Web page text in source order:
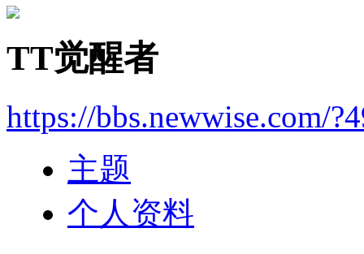
TT觉醒者
https://bbs.newwise.com/
主题
个人资料